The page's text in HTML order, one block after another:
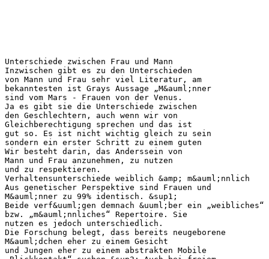
Unterschiede zwischen Frau und Mann
Inzwischen gibt es zu den Unterschieden
von Mann und Frau sehr viel Literatur, am
bekanntesten ist Grays Aussage „M&auml;nner
sind vom Mars - Frauen von der Venus.
Ja es gibt sie die Unterschiede zwischen
den Geschlechtern, auch wenn wir von
Gleichberechtigung sprechen und das ist
gut so. Es ist nicht wichtig gleich zu sein
sondern ein erster Schritt zu einem guten
Wir besteht darin, das Anderssein von
Mann und Frau anzunehmen, zu nutzen
und zu respektieren.
Verhaltensunterschiede weiblich &amp; m&auml;nnlich
Aus genetischer Perspektive sind Frauen und
M&auml;nner zu 99% identisch. &sup1;
Beide verf&uuml;gen demnach &uuml;ber ein „weibliches“
bzw. „m&auml;nnliches“ Repertoire. Sie
nutzen es jedoch unterschiedlich.
Die Forschung belegt, dass bereits neugeborene
M&auml;dchen eher zu einem Gesicht
und Jungen eher zu einem abstrakten Mobile